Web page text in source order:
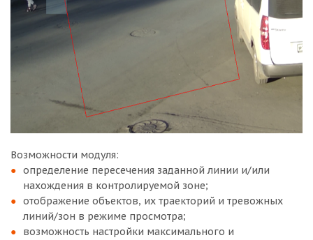
Возможности модуля:
определение пересечения заданной линии и/или
нахождения в контролируемой зоне;
отображение объектов, их траекторий и тревожных
линий/зон в режиме просмотра;
возможность настройки максимального и